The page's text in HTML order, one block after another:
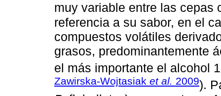
muy variable entre las cepas
referencia a su sabor, en el
compuestos volátiles
grasos, predominantemente
el más importante el alcohol
Zawirska-Wojtasiak et al. 2009).